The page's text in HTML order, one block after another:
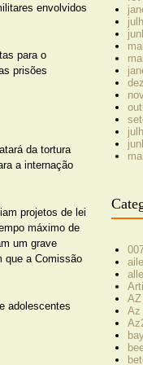
envolvidos
para o
prisões
da tortura
a internação
projetos de lei
máximo de
um grave
que a Comissão
adolescentes
AZ
Az